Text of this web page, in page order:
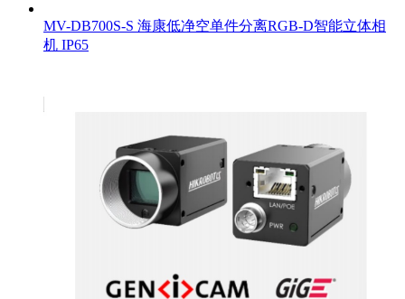
MV-DB700S-S 海康低净空单件分离RGB-D智能立体相
机 IP65